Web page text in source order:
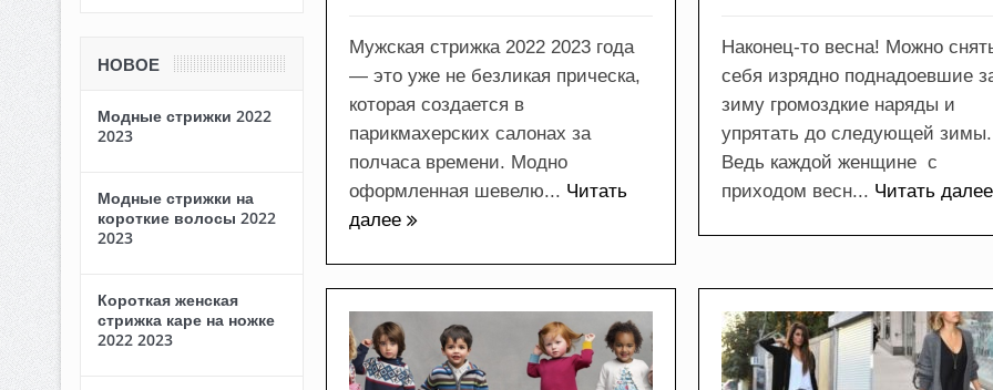
Мужская стрижка 2022 2023 года
— это уже не безликая прическа,
которая создается в
парикмахерских салонах за
полчаса времени. Модно
оформленная шевелю... Читать
далее
Наконец-то весна! Можно
себя изрядно поднадоевшие
зиму громоздкие наряды и
упрятать до следующей зимы.
Ведь каждой женщине с
приходом весн... Читать
НОВОЕ
Модные стрижки 2022
2023
Модные стрижки на
короткие волосы 2022
2023
Короткая женская
стрижка каре на ножке
2022 2023